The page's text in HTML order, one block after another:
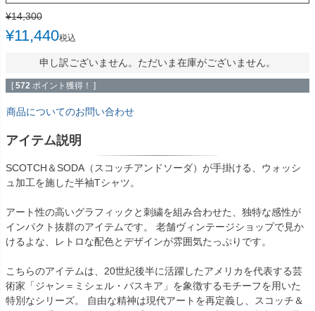
¥14,300
¥11,440税込
申し訳ございません。ただいま在庫がございません。
[ 572 ポイント獲得！ ]
商品についてのお問い合わせ
アイテム説明
SCOTCH＆SODA（スコッチアンドソーダ）が手掛ける、ウォッシ
ュ加工を施した半袖Tシャツ。
アート性の高いグラフィックと刺繍を組み合わせた、独特な感性が
インパクト抜群のアイテムです。 老舗ヴィンテージショップで見か
けるよな、レトロな配色とデザインが雰囲気たっぷりです。
こちらのアイテムは、20世紀後半に活躍したアメリカを代表する芸
術家「ジャン＝ミシェル・バスキア」を象徴するモチーフを用いた
特別なシリーズ。 自由な精神は現代アートを再定義し、スコッチ＆